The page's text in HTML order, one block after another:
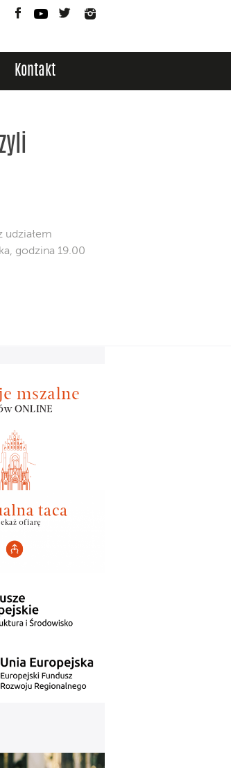
FacebookYouTubeTwitter
Kontakt
udziałem
godzina 19.00